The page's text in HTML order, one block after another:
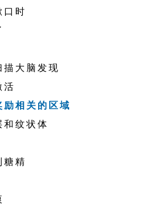
口时
大脑发现
励相关的区域
纹状体
精